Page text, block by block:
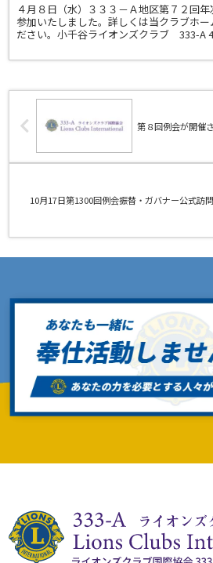
４月８日（水）３３３－Ａ地区第７２回
参加いたしました。詳しくは当クラブホ
ださい。小千谷ライオンズクラブ 333-A
第８回例会が開催
10月17日第1300回例会振替・ガバナー公式訪問